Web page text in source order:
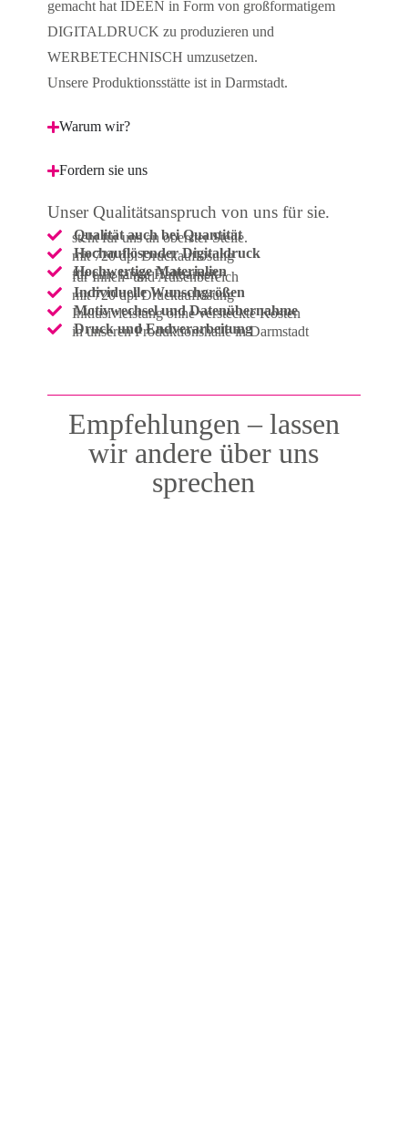
gemacht hat IDEEN in Form von großformatigem
DIGITALDRUCK zu produzieren und
WERBETECHNISCH umzusetzen.
Unsere Produktionsstätte ist in Darmstadt.
Warum wir?
Fordern sie uns
Unser Qualitätsanspruch von uns für sie.
Qualität auch bei Quantität
steht für uns an oberster Stelle.
Hochauflösender Digitaldruck
mit 720 dpi Druckauflösung
Hochwertige Materialien
für eine lange Haltbarkeit
für Innen- und Außenbereich
Individuelle Wunschgrößen
mit 720 dpi Druckauflösung
Motivwechsel und Datenübernahme
Inklusivleistung ohne versteckte Kosten
Druck und Endverarbeitung
in unseren Produktionshalle in Darmstadt
Empfehlungen – lassen
wir andere über uns
sprechen